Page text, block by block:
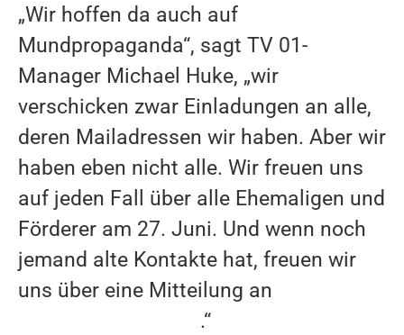
LOCATION
LOHRHEIDESTADION
LEICHTATHLETIKHALLE
SPORTPARK LOHRHEIDE WEST
EVENTS
STADTWERKE SPORTPARK LOHRHEIDE LAUF
STADTWERKE BOCHUM SPRINTCUP
„Wir hoffen da auch auf
Mundpropaganda“, sagt TV 01-
Manager Michael Huke, „wir
verschicken zwar Einladungen an alle,
deren Mailadressen wir haben. Aber wir
haben eben nicht alle. Wir freuen uns
auf jeden Fall über alle Ehemaligen und
Förderer am 27. Juni. Und wenn noch
jemand alte Kontakte hat, freuen wir
uns über eine Mitteilung an
.“